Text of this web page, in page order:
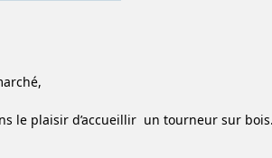
le plaisir d’accueillir un tourneur sur bois.